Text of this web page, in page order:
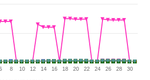
8 10 12 14 16 18 20 22 24 26 28 30